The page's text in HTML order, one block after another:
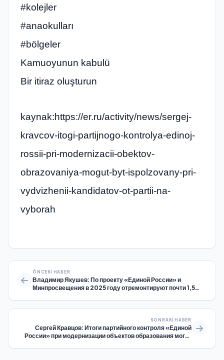
#kolejler
#anaokulları
#bölgeler
Kamuoyunun kabulü
Bir itiraz oluşturun
kaynak:https://er.ru/activity/news/sergej-
kravcov-itogi-partijnogo-kontrolya-edinoj-
rossii-pri-modernizacii-obektov-
obrazovaniya-mogut-byt-ispolzovany-pri-
vydvizhenii-kandidatov-ot-partii-na-
vyborah
ÖNCEKI HABER
Владимир Якушев: По проекту «Единой России» и
Минпросвещения в 2025 году отремонтируют почти 1,5
SONRAKI HABER
Сергей Кравцов: Итоги партийного контроля «Единой
России» при модернизации объектов образования могут